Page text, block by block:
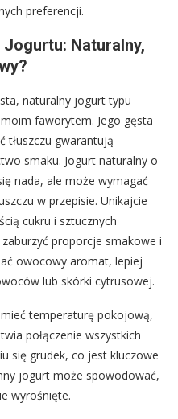
preferencji.
Naturalny,
naturalny jogurt typu
faworytem. Jego gęsta
tłuszczu gwarantują
smaku. Jogurt naturalny o
nada, ale może wymagać
w przepisie. Unikajcie
cukru i sztucznych
proporcje smakowe i
owocowy aromat, lepiej
lub skórki cytrusowej.
temperaturę pokojową,
połączenie wszystkich
się grudek, co jest kluczowe
jogurt może spowodować,
wyrośnięte.